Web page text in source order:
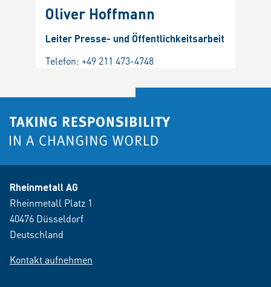
Oliver Hoffmann
Leiter Presse- und Öffentlichkeitsarbeit
Telefon: +49 211 473-4748
Rheinmetall AG
Rheinmetall Platz 1
40476 Düsseldorf
Deutschland
Kontakt aufnehmen